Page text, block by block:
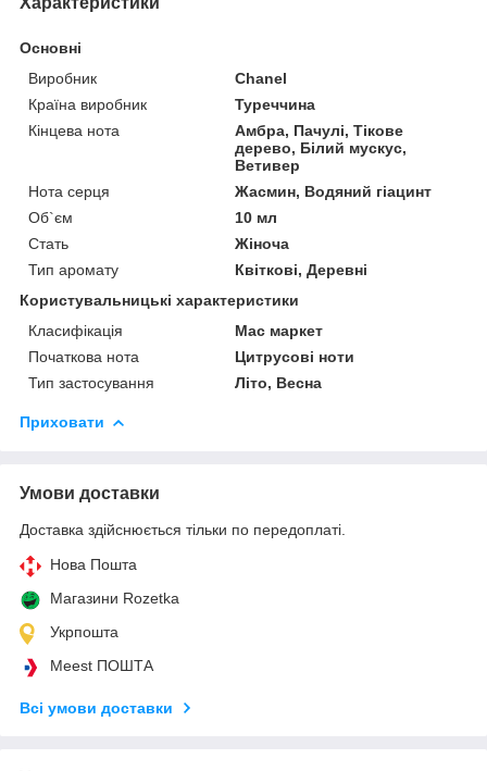
Основні
Виробник
Chanel
Країна виробник
Туреччина
Кінцева нота
Амбра, Пачулі, Тікове
дерево, Білий мускус,
Ветивер
Нота серця
Жасмин, Водяний гіацинт
Об`єм
10 мл
Стать
Жіноча
Тип аромату
Квіткові, Деревні
Користувальницькі характеристики
Класифікація
Мас маркет
Початкова нота
Цитрусові ноти
Тип застосування
Літо, Весна
Приховати
Умови доставки
Доставка здійснюється тільки по передоплаті.
Нова Пошта
Магазини Rozetka
Укрпошта
Meest ПОШТА
Всі умови доставки